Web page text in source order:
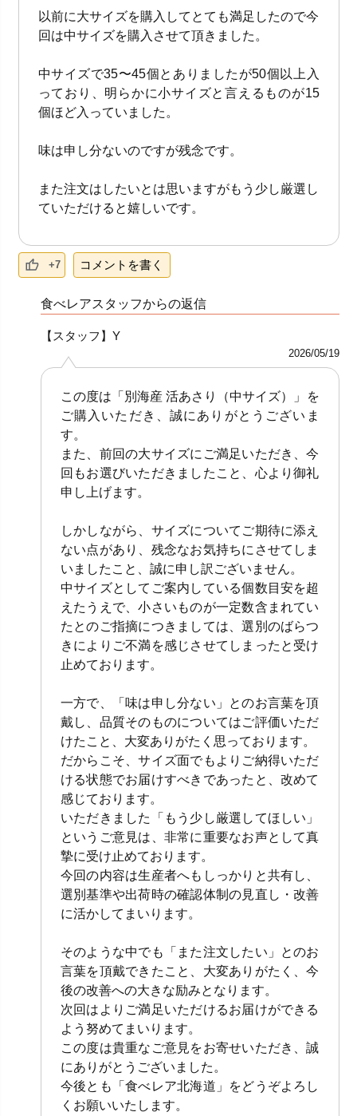
以前に大サイズを購入してとても満足したので今
回は中サイズを購入させて頂きました。
中サイズで35〜45個とありましたが50個以上入
っており、明らかに小サイズと言えるものが15
個ほど入っていました。
味は申し分ないのですが残念です。
また注文はしたいとは思いますがもう少し厳選し
ていただけると嬉しいです。
+7 コメントを書く
食べレアスタッフからの返信
【スタッフ】Y
2026/05/19
この度は「別海産 活あさり（中サイズ）」を
ご購入いただき、誠にありがとうございま
す。
また、前回の大サイズにご満足いただき、今
回もお選びいただきましたこと、心より御礼
申し上げます。
しかしながら、サイズについてご期待に添え
ない点があり、残念なお気持ちにさせてしま
いましたこと、誠に申し訳ございません。
中サイズとしてご案内している個数目安を超
えたうえで、小さいものが一定数含まれてい
たとのご指摘につきましては、選別のばらつ
きによりご不満を感じさせてしまったと受け
止めております。
一方で、「味は申し分ない」とのお言葉を頂
戴し、品質そのものについてはご評価いただ
けたこと、大変ありがたく思っております。
だからこそ、サイズ面でもよりご納得いただ
ける状態でお届けすべきであったと、改めて
感じております。
いただきました「もう少し厳選してほしい」
というご意見は、非常に重要なお声として真
摯に受け止めております。
今回の内容は生産者へもしっかりと共有し、
選別基準や出荷時の確認体制の見直し・改善
に活かしてまいります。
そのような中でも「また注文したい」とのお
言葉を頂戴できたこと、大変ありがたく、今
後の改善への大きな励みとなります。
次回はよりご満足いただけるお届けができる
よう努めてまいります。
この度は貴重なご意見をお寄せいただき、誠
にありがとうございました。
今後とも「食べレア北海道」をどうぞよろし
くお願いいたします。